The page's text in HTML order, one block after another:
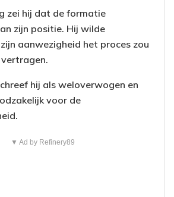
zei hij dat de formatie
zijn positie. Hij wilde
aanwezigheid het proces zou
hij als weloverwogen en
voor de
▼ Ad by Refinery89